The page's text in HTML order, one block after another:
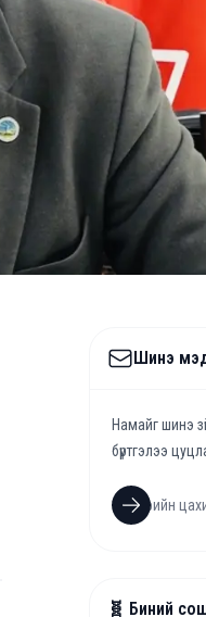
Шинэ
Намайг шинэ
бүртгэлээ
🧬 Биний